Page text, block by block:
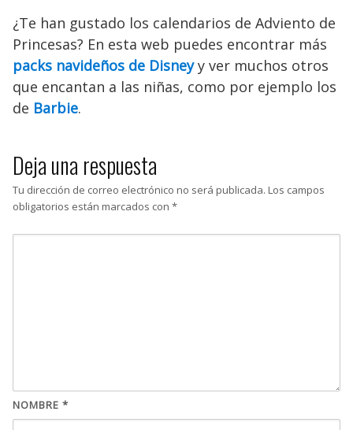
¿Te han gustado los calendarios de Adviento de
Princesas? En esta web puedes encontrar más
packs navideños de Disneyy ver muchos otros
que encantan a las niñas, como por ejemplo los
de Barbie.
Deja una respuesta
Tu dirección de correo electrónico no será publicada. Los campos
obligatorios están marcados con *
NOMBRE *